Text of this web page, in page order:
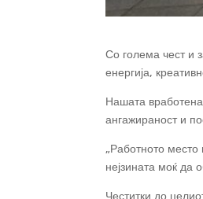
Со голема чест и
енергија,
Нашата
ангажираност и
„Работното место
нејзината моќ да
Честитки до